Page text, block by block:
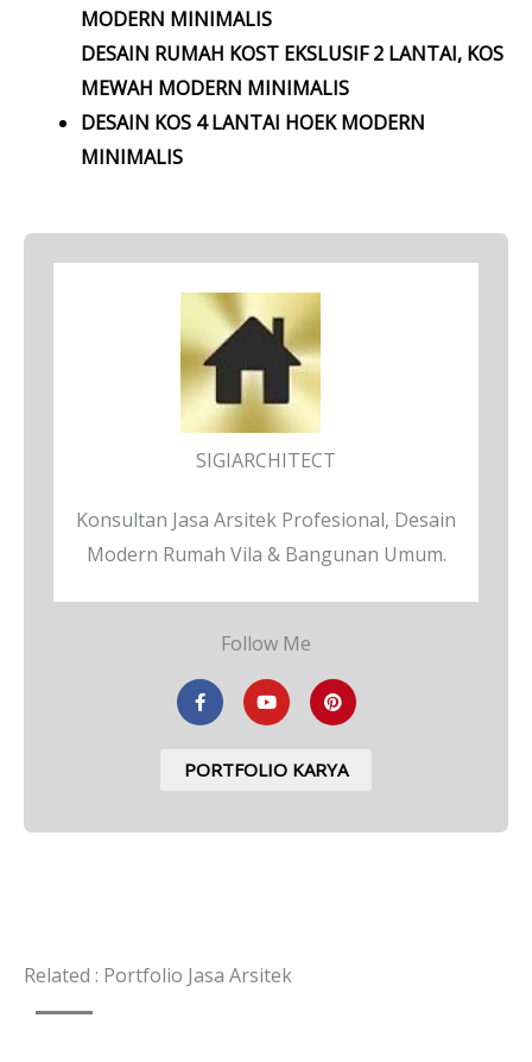
MODERN MINIMALIS
DESAIN RUMAH KOST EKSLUSIF 2 LANTAI, KOS
MEWAH MODERN MINIMALIS
DESAIN KOS 4 LANTAI HOEK MODERN
MINIMALIS
SIGIARCHITECT
Konsultan Jasa Arsitek Profesional, Desain
Modern Rumah Vila & Bangunan Umum.
Follow Me
F
a
c
b
o
-
Y
o
u
u
b
P
i
n
e
r
t
PORTFOLIO KARYA
Related : Portfolio Jasa Arsitek